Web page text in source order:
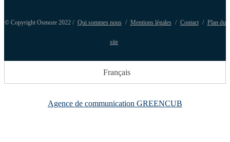
© Copyright Osmoze 2022 / Qui sommes nous / Mentions légales / Contact / Plan du
site
Français
Agence de communication GREENCUB